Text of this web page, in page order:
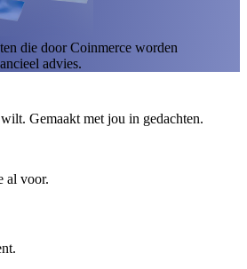
die door Coinmerce worden
advies.
Gemaakt met jou in gedachten.
al voor.